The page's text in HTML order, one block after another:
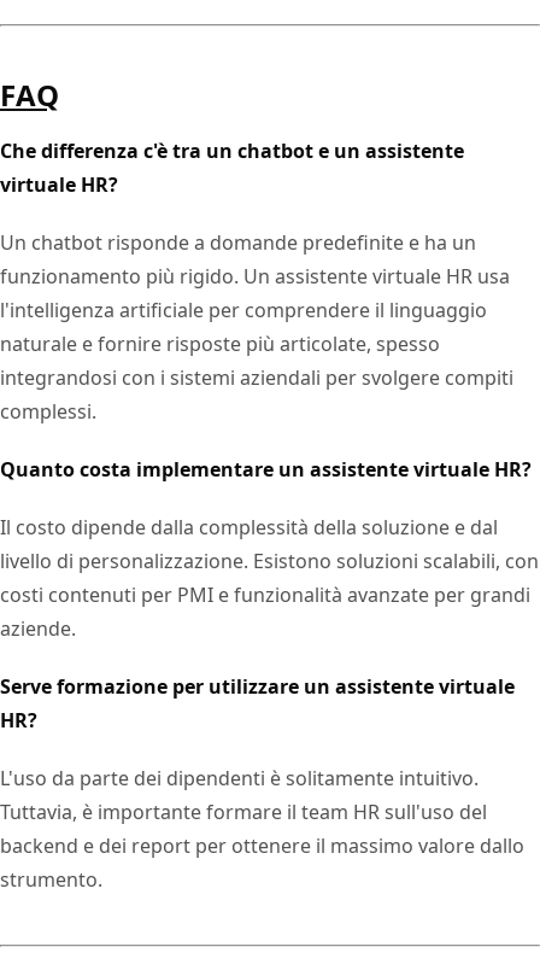
FAQ
Che differenza c'è tra un chatbot e un assistente
virtuale HR?
Un chatbot risponde a domande predefinite e ha un
funzionamento più rigido. Un assistente virtuale HR usa
l'intelligenza artificiale per comprendere il linguaggio
naturale e fornire risposte più articolate, spesso
integrandosi con i sistemi aziendali per svolgere compiti
complessi.
Quanto costa implementare un assistente virtuale HR?
Il costo dipende dalla complessità della soluzione e dal
livello di personalizzazione. Esistono soluzioni scalabili, con
costi contenuti per PMI e funzionalità avanzate per grandi
aziende.
Serve formazione per utilizzare un assistente virtuale
HR?
L'uso da parte dei dipendenti è solitamente intuitivo.
Tuttavia, è importante formare il team HR sull'uso del
backend e dei report per ottenere il massimo valore dallo
strumento.